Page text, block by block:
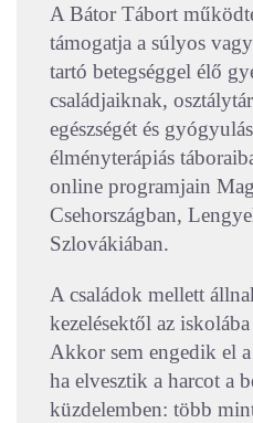
A Bátor Tábort
támogatja a súlyos
tartó betegséggel élő
családjaiknak,
egészségét és
élményterápiás
online programjain
Csehországban,
Szlovákiában.
A családok mellett
kezelésektől az
Akkor sem engedik el
ha elvesztik a harcot a
küzdelemben: több